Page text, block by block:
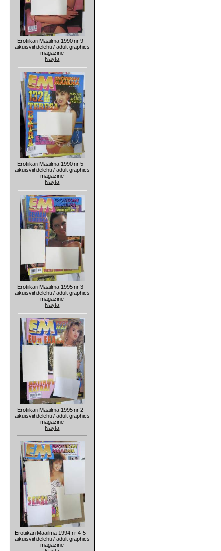
Erotiikan Maailma 1990 nr 9 -
aikuisviihdelehti / adult graphics
magazine
Näytä
Erotiikan Maailma 1990 nr 5 -
aikuisviihdelehti / adult graphics
magazine
Näytä
Erotiikan Maailma 1995 nr 3 -
aikuisviihdelehti / adult graphics
magazine
Näytä
Erotiikan Maailma 1995 nr 2 -
aikuisviihdelehti / adult graphics
magazine
Näytä
Erotiikan Maailma 1994 nr 4-5 -
aikuisviihdelehti / adult graphics
magazine